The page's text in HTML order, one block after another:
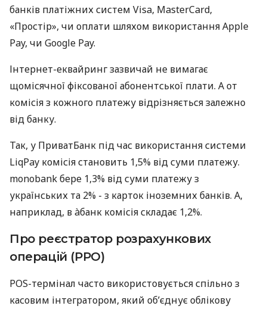
банків платіжних систем Visa, MasterCard,
«Простір», чи оплати шляхом використання Apple
Pay, чи Google Pay.
Інтернет-еквайринг зазвичай не вимагає
щомісячної фіксованої абонентської плати. А от
комісія з кожного платежу відрізняється залежно
від банку.
Так, у ПриватБанк під час використання системи
LiqPay комісія становить 1,5% від суми платежу.
monobank бере 1,3% від суми платежу з
українських та 2% - з карток іноземних банків. А,
наприклад, в àбанк комісія складає 1,2%.
Про реєстратор розрахункових
операцій (РРО)
POS-термінал часто використовується спільно з
касовим інтегратором, який об’єднує облікову